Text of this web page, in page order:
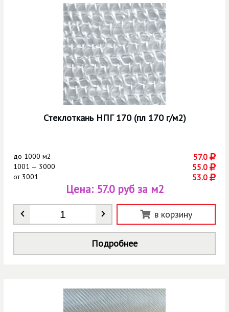
Стеклоткань НПГ 170 (пл 170 г/м2)
до 1000 м2 57.0
1001 — 3000 55.0
от3001 53.0
Количество
Цена: 57.0 руб за м2
в корзину
Подробнее